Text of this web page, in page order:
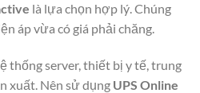
là lựa chọn hợp lý. Chúng
áp vừa có giá phải chăng.
thống server, thiết bị y tế, trung
xuất. Nên sử dụng UPS Online